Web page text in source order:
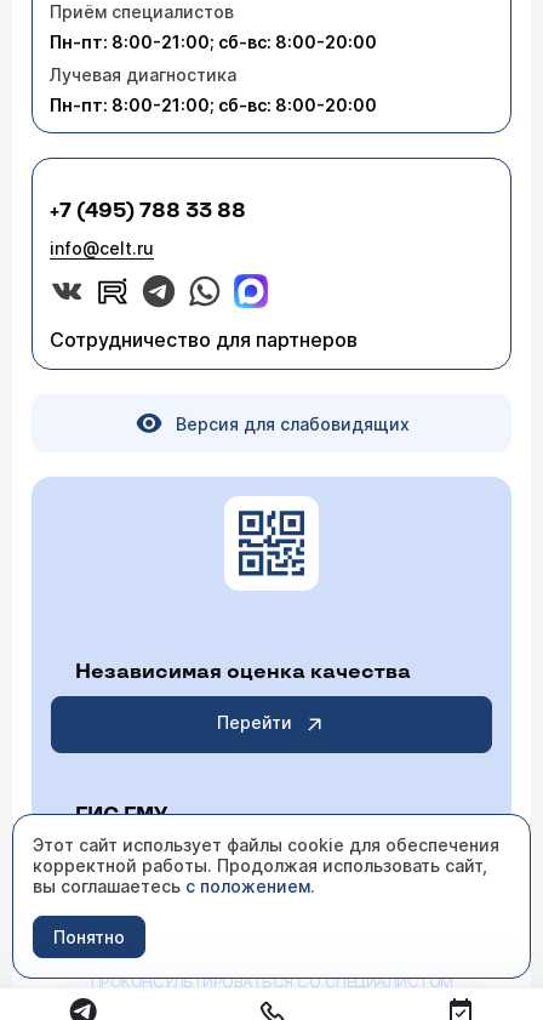
Приём специалистов
Пн-пт: 8:00-21:00; сб-вс: 8:00-20:00
Лучевая диагностика
Пн-пт: 8:00-21:00; сб-вс: 8:00-20:00
+7 (495) 788 33 88
info@celt.ru
Сотрудничество для партнеров
Версия для слабовидящих
Независимая оценка качества
Перейти
ГИС ГМУ
Перейти
ИМЕЮТСЯ ПРОТИВОПОКАЗАНИЯ НЕОБХОДИМО
ПРОКОНСУЛЬТИРОВАТЬСЯ СО СПЕЦИАЛИСТОМ
Этот сайт использует файлы cookie для обеспечения
корректной работы. Продолжая использовать сайт,
вы соглашаетесь с положением.
Понятно